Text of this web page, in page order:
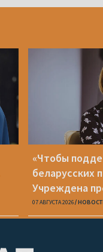
«Чтобы
беларусских
Учреждена
Вежновец
07 АВГУСТА 2026